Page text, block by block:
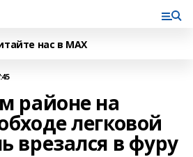
нас в MAX
районе на
легковой
врезался в фуру